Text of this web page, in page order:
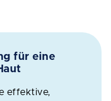
für eine
effektive,